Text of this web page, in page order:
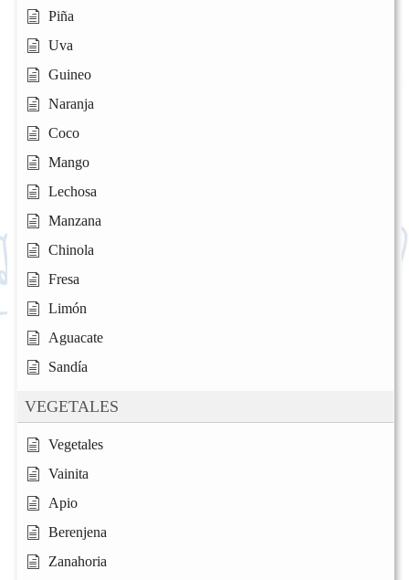
Piña
Uva
Guineo
Naranja
Coco
Mango
Lechosa
Manzana
Chinola
Fresa
Limón
Aguacate
Sandía
VEGETALES
Vegetales
Vainita
Apio
Berenjena
Zanahoria